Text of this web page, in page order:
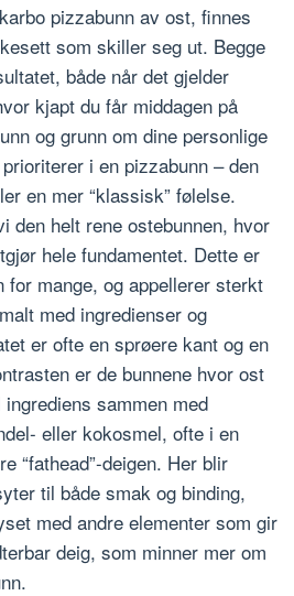
pizzabunn av ost, finnes
som skiller seg ut. Begge
både når det gjelder
kjapt du får middagen på
og grunn om dine personlige
i en pizzabunn – den
en mer “klassisk” følelse.
den helt rene ostebunnen, hvor
hele fundamentet. Dette er
for mange, og appellerer sterkt
med ingredienser og
er ofte en sprøere kant og en
er de bunnene hvor ost
sammen med
eller kokosmel, ofte i en
“fathead”-deigen. Her blir
til både smak og binding,
med andre elementer som gir
deig, som minner mer om